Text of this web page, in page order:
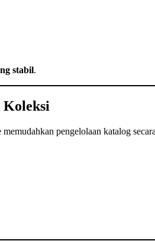
stabil.
Koleksi
pengelolaan katalog